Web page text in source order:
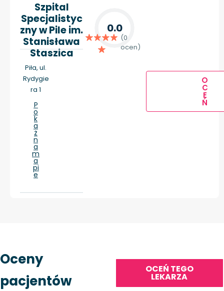
Szpital
Specjalistyc
zny w Pile im.
Stanisława
Staszica
Piła, ul.
Rydygie
ra 1
P
o
k
a
ż
n
a
m
a
pi
e
0.0
(0
ocen)
O
C
E
Ń
Oceny
pacjentów
OCEŃ TEGO
LEKARZA